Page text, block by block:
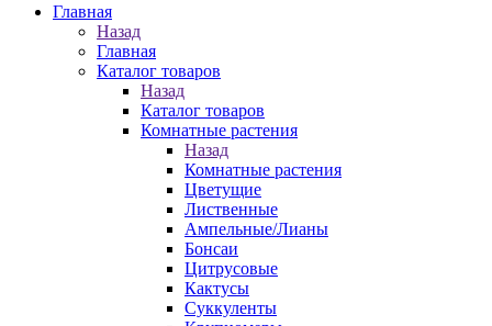
Главная
Назад
Главная
Каталог товаров
Назад
Каталог товаров
Комнатные растения
Назад
Комнатные растения
Цветущие
Лиственные
Ампельные/Лианы
Бонсаи
Цитрусовые
Кактусы
Суккуленты